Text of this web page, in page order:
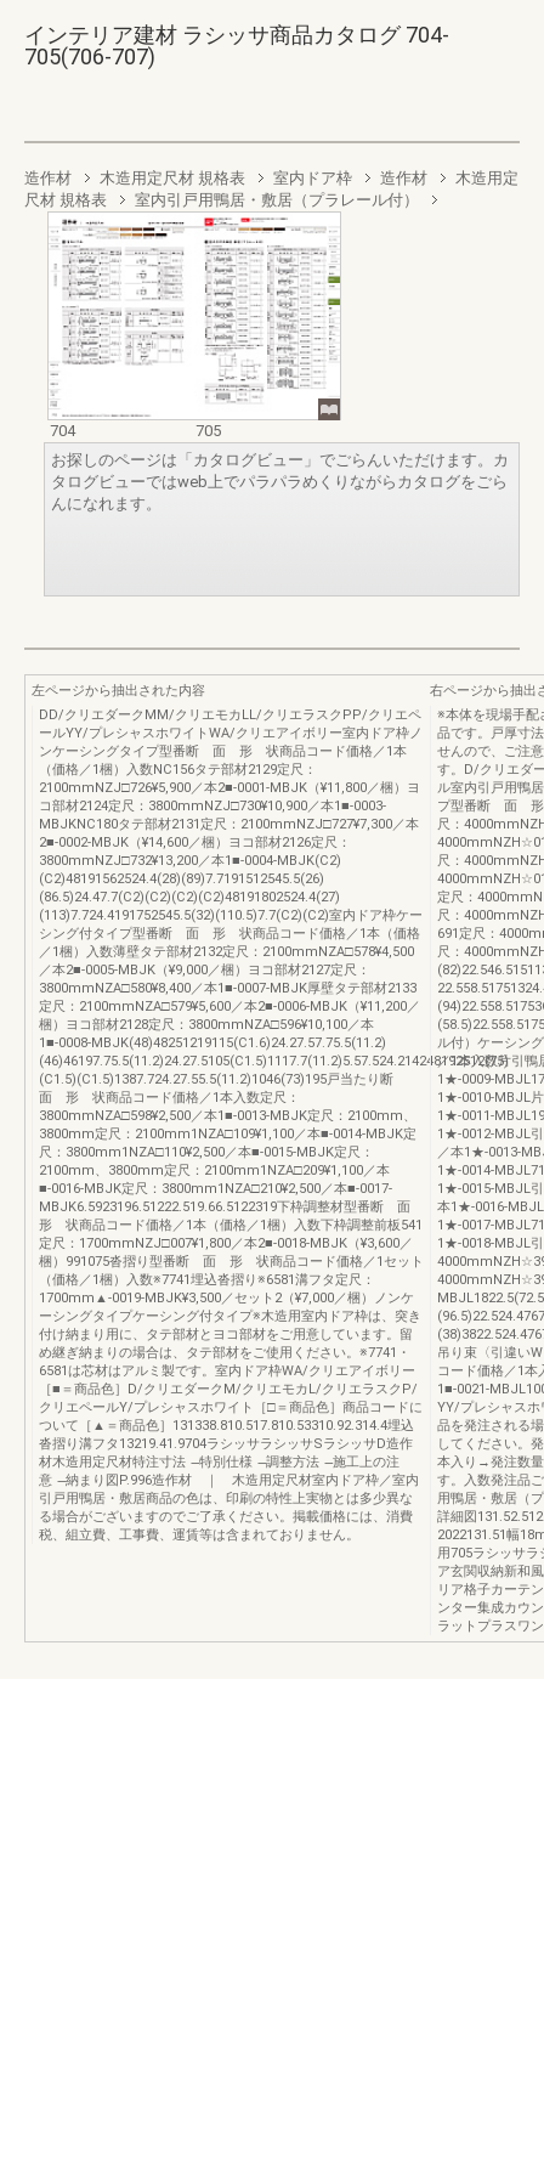
インテリア建材 ラシッサ商品カタログ 704-
705(706-707)
造作材 木造用定尺材 規格表 室内ドア枠 造作材
木造用定
尺材 規格表
室内引戸用鴨居・敷居（プラレール付）
704
705
お探しのページは「カタログビュー」でごらんいただけます。カ
タログビューではweb上でパラパラめくりながらカタログをごら
んになれます。
左ページから抽出された内容
DD/クリエダークMM/クリエモカLL/クリエラスクPP/クリエペ
ールYY/プレシャスホワイトWA/クリエアイボリー室内ドア枠ノ
ンケーシングタイプ型番断 面 形 状商品コード価格／1本
（価格／1梱）入数NC156タテ部材2129定尺：
2100mmNZJ□726¥5,900／本2■-0001-MBJK（¥11,800／梱）ヨ
コ部材2124定尺：3800mmNZJ□730¥10,900／本1■-0003-
MBJKNC180タテ部材2131定尺：2100mmNZJ□727¥7,300／本
2■-0002-MBJK（¥14,600／梱）ヨコ部材2126定尺：
3800mmNZJ□732¥13,200／本1■-0004-MBJK(C2)
(C2)48191562524.4(28)(89)7.7191512545.5(26)
(86.5)24.47.7(C2)(C2)(C2)(C2)48191802524.4(27)
(113)7.724.4191752545.5(32)(110.5)7.7(C2)(C2)室内ドア枠ケー
シング付タイプ型番断 面 形 状商品コード価格／1本（価格
／1梱）入数薄壁タテ部材2132定尺：2100mmNZA□578¥4,500
／本2■-0005-MBJK（¥9,000／梱）ヨコ部材2127定尺：
3800mmNZA□580¥8,400／本1■-0007-MBJK厚壁タテ部材2133
定尺：2100mmNZA□579¥5,600／本2■-0006-MBJK（¥11,200／
梱）ヨコ部材2128定尺：3800mmNZA□596¥10,100／本
1■-0008-MBJK(48)48251219115(C1.6)24.27.57.75.5(11.2)
(46)46197.75.5(11.2)24.27.5105(C1.5)1117.7(11.2)5.57.524.214248192512(75)
(C1.5)(C1.5)1387.724.27.55.5(11.2)1046(73)195戸当たり断
面 形 状商品コード価格／1本入数定尺：
3800mmNZA□598¥2,500／本1■-0013-MBJK定尺：2100mm、
3800mm定尺：2100mm1NZA□109¥1,100／本■-0014-MBJK定
尺：3800mm1NZA□110¥2,500／本■-0015-MBJK定尺：
2100mm、3800mm定尺：2100mm1NZA□209¥1,100／本
■-0016-MBJK定尺：3800mm1NZA□210¥2,500／本■-0017-
MBJK6.5923196.51222.519.66.5122319下枠調整材型番断 面
形 状商品コード価格／1本（価格／1梱）入数下枠調整前板541
定尺：1700mmNZJ□007¥1,800／本2■-0018-MBJK（¥3,600／
梱）991075沓摺り型番断 面 形 状商品コード価格／1セット
（価格／1梱）入数※7741埋込沓摺り※6581溝フタ定尺：
1700mm▲-0019-MBJK¥3,500／セット2（¥7,000／梱）ノンケ
ーシングタイプケーシング付タイプ※木造用室内ドア枠は、突き
付け納まり用に、タテ部材とヨコ部材をご用意しています。留
め継ぎ納まりの場合は、タテ部材をご使用ください。※7741・
6581は芯材はアルミ製です。室内ドア枠WA/クリエアイボリー
［■＝商品色］D/クリエダークM/クリエモカL/クリエラスクP/
クリエペールY/プレシャスホワイト［□＝商品色］商品コードに
ついて［▲＝商品色］131338.810.517.810.53310.92.314.4埋込
沓摺り溝フタ13219.41.9704ラシッサラシッサSラシッサD造作
材木造用定尺材特注寸法 ̶特別仕様 ̶調整方法 ̶施工上の注
意 ̶納まり図P.996造作材 ｜ 木造用定尺材室内ドア枠／室内
引戸用鴨居・敷居商品の色は、印刷の特性上実物とは多少異な
る場合がございますのでご了承ください。掲載価格には、消費
税、組立費、工事費、運賃等は含まれておりません。
右ページから抽出
※本体を現場手配
品です。戸厚寸
せんので、ご注
す。D/クリエダ
ル室内引戸用鴨
プ型番断 面 形
尺：
尺：
定尺：
尺：
691定尺：
尺：
ル付）ケーシン
／1本入数片引
1★-0009-
1★-0010-MBJL
1★-0011-
1★-0012-MBJL
／本1★-0013-
1★-0014-
1★-0015-MBJL
本1★-0016-
1★-0017-
1★-0018-MBJL
吊り束〈引違い
コード価格／1
1■-0021-
YY/プレシャス
品を発注される
してください。
本入り→発注数
す。入数発注品
用鴨居・敷居（
詳細図
2022131.51幅
用705ラシッサ
ア玄関収納新和
リア格子カーテ
ンター集成カウ
ラットプラスワ